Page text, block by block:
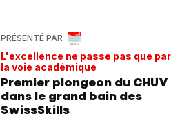
PRÉSENTÉ PAR
L'excellence ne passe pas que par
la voie académique
Premier plongeon du CHUV
dans le grand bain des
SwissSkills